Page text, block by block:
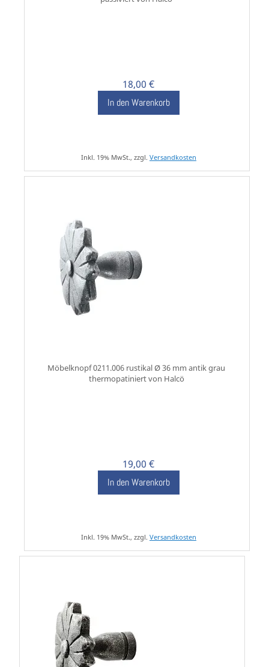
18,00 €
In den Warenkorb
Inkl. 19% MwSt., zzgl. Versandkosten
Möbelknopf 0211.006 rustikal Ø 36 mm antik grau
thermopatiniert von Halcö
19,00 €
In den Warenkorb
Inkl. 19% MwSt., zzgl. Versandkosten